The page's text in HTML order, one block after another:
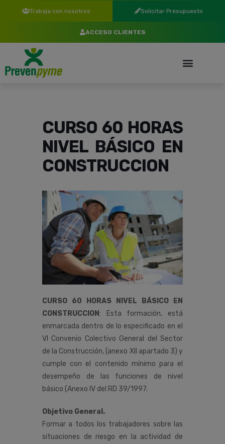
Trabaja con nosotros Solicitar Presupuesto
ACCESO CLIENTES
CURSO 60 HORAS
NIVEL BÁSICO EN
CONSTRUCCION
CURSO 60 HORAS NIVEL BÁSICO EN
CONSTRUCCION : Esta formación,
está
enmarcada dentro de lo especificado en el
VI Convenio Colectivo General delSector
de la Construcción, (anexo XII apartado 3) y
cumple con el contenido mínimo para el
desempeño de las funciones de nivel
básico (Anexo IV del RD 39/1997.
Objetivo General.
Formar a todos los trabajadores sobre las
situaciones de riesgo en la actividad de